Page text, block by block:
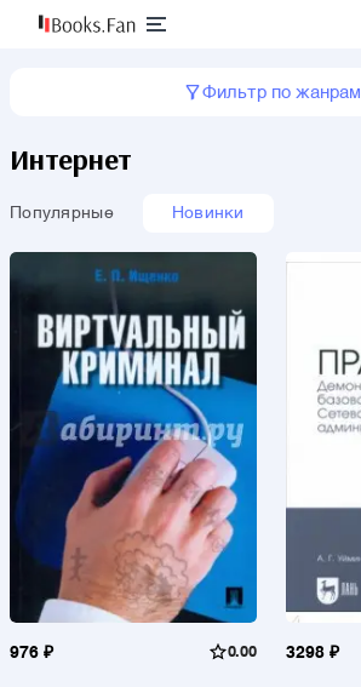
Фильтр по жанрам
Интернет
Популярные Новинки
976 ₽ 0.00 3298 ₽